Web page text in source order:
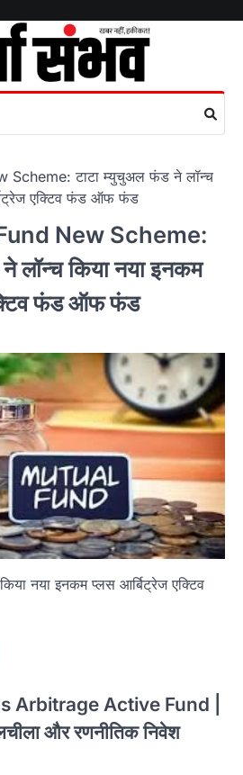
Scheme: टाटा म्युचुअल फंड ने लॉन्च
एक्टिव फंड ऑफ फंड
New Scheme:
लॉन्च किया नया इनकम
फंड ऑफ फंड
नया इनकम प्लस आर्बिट्रेज एक्टिव
Arbitrage Active Fund |
और रणनीतिक निवेश